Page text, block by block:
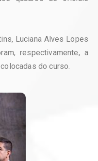
Luciana Alves Lopes
respectivamente, a
do curso.